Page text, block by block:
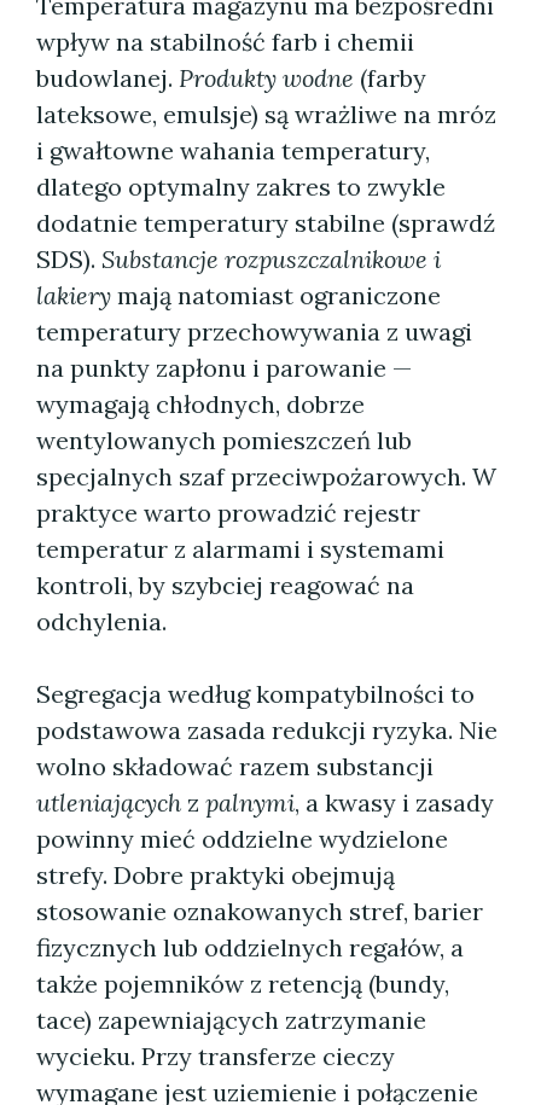
wpływ na stabilność farb i chemii
budowlanej. Produkty wodne (farby
lateksowe, emulsje) są wrażliwe na mróz
i gwałtowne wahania temperatury,
dlatego optymalny zakres to zwykle
dodatnie temperatury stabilne (sprawdź
SDS). Substancje rozpuszczalnikowe i
lakiery mają natomiast ograniczone
temperatury przechowywania z uwagi
na punkty zapłonu i parowanie —
wymagają chłodnych, dobrze
wentylowanych pomieszczeń lub
specjalnych szaf przeciwpożarowych. W
praktyce warto prowadzić rejestr
temperatur z alarmami i systemami
kontroli, by szybciej reagować na
odchylenia.
Segregacja według kompatybilności to
podstawowa zasada redukcji ryzyka. Nie
wolno składować razem substancji
utleniających z palnymi, a kwasy i zasady
powinny mieć oddzielne wydzielone
strefy. Dobre praktyki obejmują
stosowanie oznakowanych stref, barier
fizycznych lub oddzielnych regałów, a
także pojemników z retencją (bundy,
tace) zapewniających zatrzymanie
wycieku. Przy transferze cieczy
wymagane jest uziemienie i połączenie